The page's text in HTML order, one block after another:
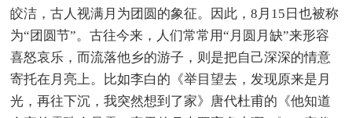
皎洁，古人视满月为团圆的象征。因此，8月15日也被称
为“团圆节”。古往今来，人们常常用“月圆月缺”来形容
喜怒哀乐，而流落他乡的游子，则是把自己深深的情意
寄托在月亮上。比如李白的《举目望去，发现原来是月
光，再往下沉，我突然想到了家》唐代杜甫的《他知道